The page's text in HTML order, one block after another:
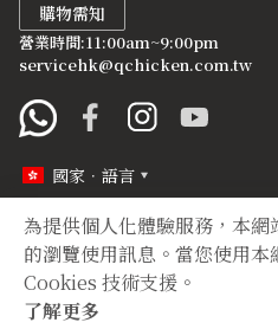
為提供個人化體驗服務，本
的瀏覽使用訊息。當您使用本
Cookies 技術支援。
了解更多
購物需知
營業時間:11:00am~9:00pm
servicehk@qchicken.com.tw
國家．語言
定型化契約
Copyright © 2012 TIAN